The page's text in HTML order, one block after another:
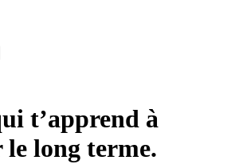
t’apprend à
long terme.